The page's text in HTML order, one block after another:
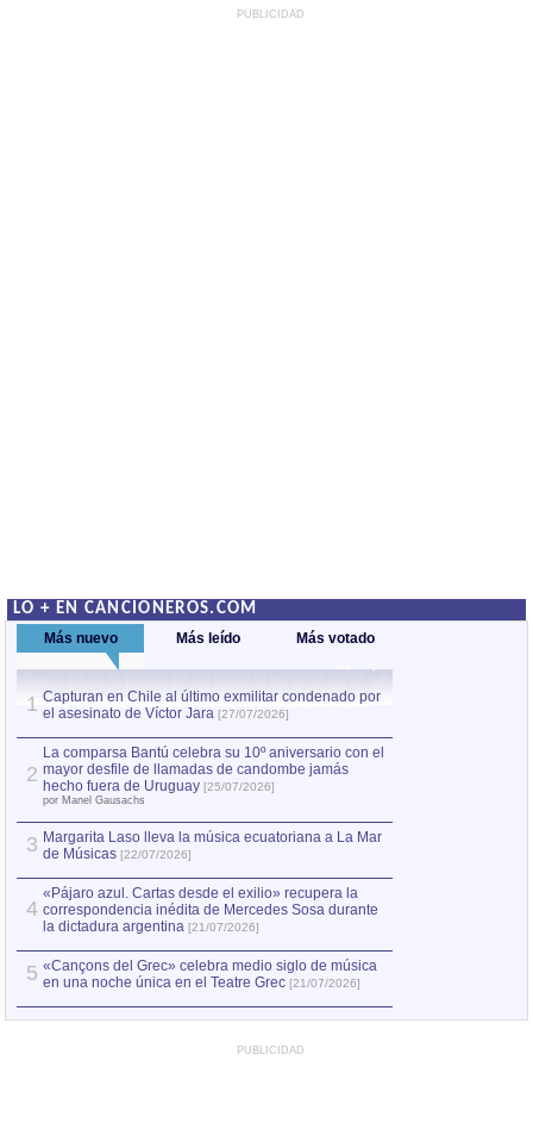
PUBLICIDAD
LO + EN CANCIONEROS.COM
Más nuevo Más leído Más votado
1 Capturan en Chile al último exmilitar condenado por
el asesinato de Víctor Jara [27/07/2026]
2
La comparsa Bantú celebra su 10º aniversario con el
mayor desfile de llamadas de candombe jamás
hecho fuera de Uruguay [25/07/2026]
por Manel Gausachs
3 Margarita Laso lleva la música ecuatoriana a La Mar
de Músicas [22/07/2026]
4
«Pájaro azul. Cartas desde el exilio» recupera la
correspondencia inédita de Mercedes Sosa durante
la dictadura argentina [21/07/2026]
5 «Cançons del Grec» celebra medio siglo de música
en una noche única en el Teatre Grec [21/07/2026]
PUBLICIDAD